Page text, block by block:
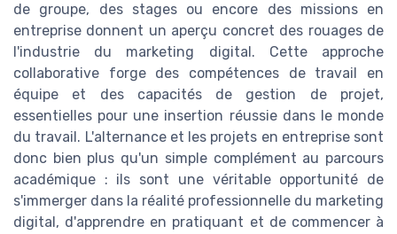
de groupe, des stages ou encore des missions en
entreprise donnent un aperçu concret des rouages de
l'industrie du marketing digital. Cette approche
collaborative forge des compétences de travail en
équipe et des capacités de gestion de projet,
essentielles pour une insertion réussie dans le monde
du travail. L'alternance et les projets en entreprise sont
donc bien plus qu'un simple complément au parcours
académique : ils sont une véritable opportunité de
s'immerger dans la réalité professionnelle du marketing
digital, d'apprendre en pratiquant et de commencer à